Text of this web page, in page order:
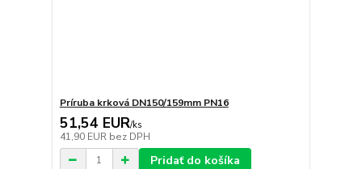
Príruba krková DN150/159mm PN16
51,54 EUR/ks
41,90 EUR bez DPH
Pridať do košíka